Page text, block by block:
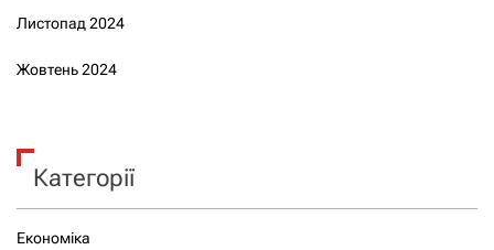
Листопад 2024
Жовтень 2024
Категорії
Економіка